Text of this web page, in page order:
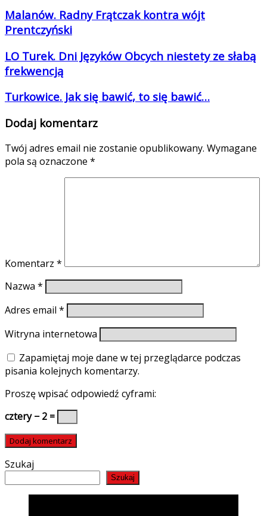
Malanów. Radny Frątczak kontra wójt
Prentczyński
LO Turek. Dni Języków Obcych niestety ze słabą
frekwencją
Turkowice. Jak się bawić, to się bawić…
Dodaj komentarz
Twój adres email nie zostanie opublikowany. Wymagane
pola są oznaczone *
Komentarz *
Nazwa *
Adres email *
Witryna internetowa
Zapamiętaj moje dane w tej przeglądarce podczas
pisania kolejnych komentarzy.
Proszę wpisać odpowiedź cyframi:
cztery − 2 =
Szukaj
Szukaj